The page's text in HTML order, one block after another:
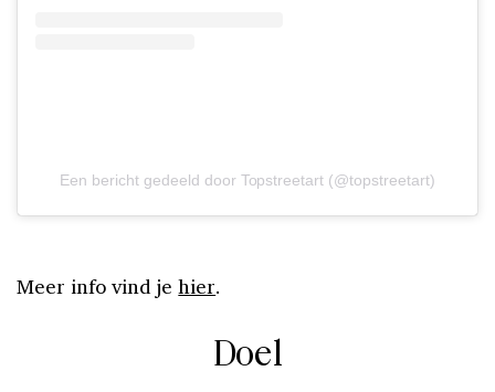
Een bericht gedeeld door Topstreetart (@topstreetart)
Meer info vind jehier.
Doel